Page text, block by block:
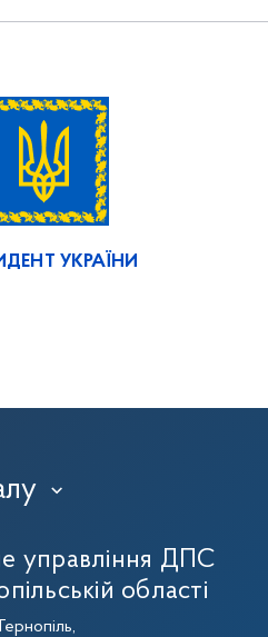
УКРАЇНИ
›
управління ДПС
області